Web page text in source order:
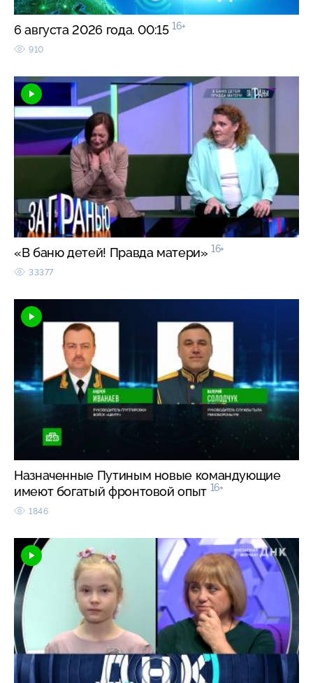
6 августа 2026 года. 00:15 16+
910
«В баню детей! Правда матери» 16+
33377
Назначенные Путиным новые командующие
имеют богатый фронтовой опыт 16+
1846